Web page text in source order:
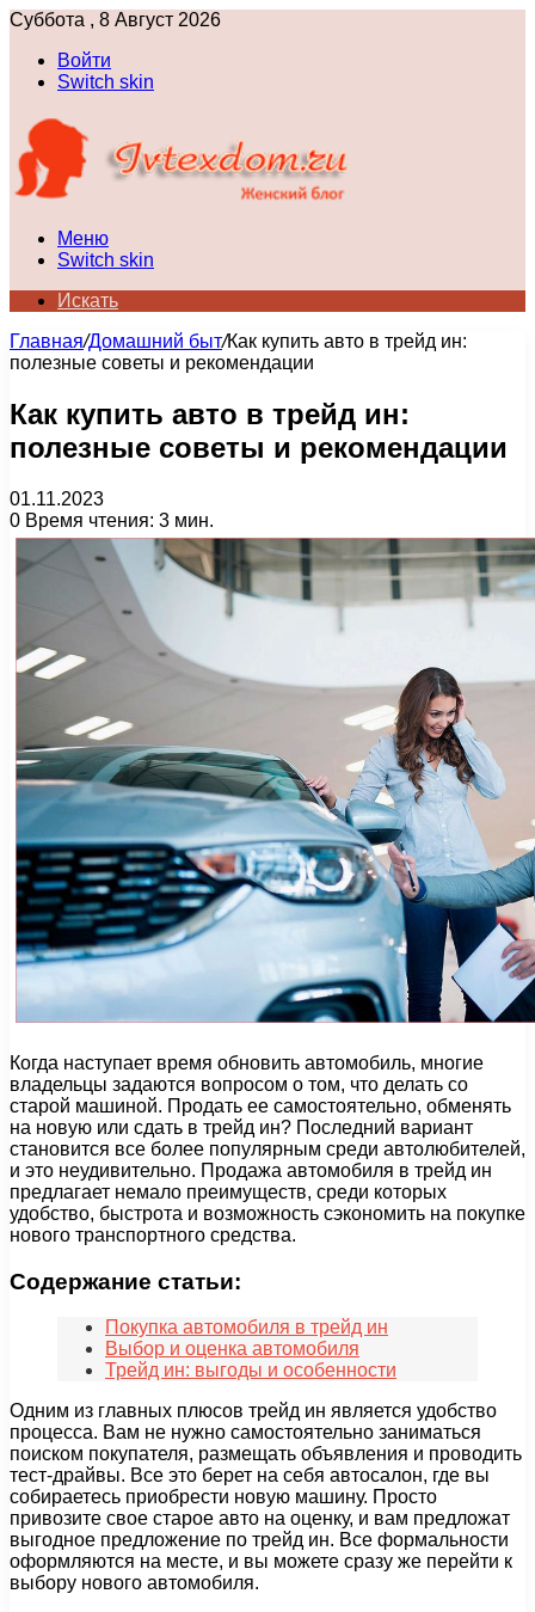
Суббота , 8 Август 2026
Войти
Switch skin
Меню
Switch skin
Искать
Главная/Домашний быт/Как купить авто в трейд ин:
полезные советы и рекомендации
Как купить авто в трейд ин:
полезные советы и рекомендации
01.11.2023
0 Время чтения: 3 мин.
Когда наступает время обновить автомобиль, многие
владельцы задаются вопросом о том, что делать со
старой машиной. Продать ее самостоятельно, обменять
на новую или сдать в трейд ин? Последний вариант
становится все более популярным среди автолюбителей,
и это неудивительно. Продажа автомобиля в трейд ин
предлагает немало преимуществ, среди которых
удобство, быстрота и возможность сэкономить на покупке
нового транспортного средства.
Содержание статьи:
Покупка автомобиля в трейд ин
Выбор и оценка автомобиля
Трейд ин: выгоды и особенности
Одним из главных плюсов трейд ин является удобство
процесса. Вам не нужно самостоятельно заниматься
поиском покупателя, размещать объявления и проводить
тест-драйвы. Все это берет на себя автосалон, где вы
собираетесь приобрести новую машину. Просто
привозите свое старое авто на оценку, и вам предложат
выгодное предложение по трейд ин. Все формальности
оформляются на месте, и вы можете сразу же перейти к
выбору нового автомобиля.